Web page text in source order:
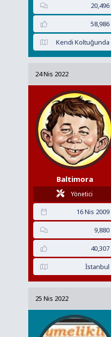
20,496
58,986
Kendi Koltuğunda
24 Nis 2022
Baltimora
Yönetici
16 Nis 2009
9,880
40,307
İstanbul
25 Nis 2022